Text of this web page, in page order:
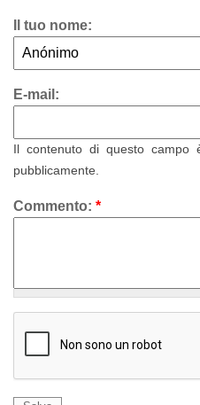
Il tuo nome:
E-mail:
Il contenuto di questo
pubblicamente.
Commento: *